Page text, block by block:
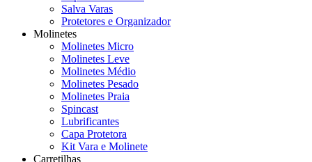
Salva Varas
Protetores e Organizador
Molinetes
Molinetes Micro
Molinetes Leve
Molinetes Médio
Molinetes Pesado
Molinetes Praia
Spincast
Lubrificantes
Capa Protetora
Kit Vara e Molinete
Carretilhas